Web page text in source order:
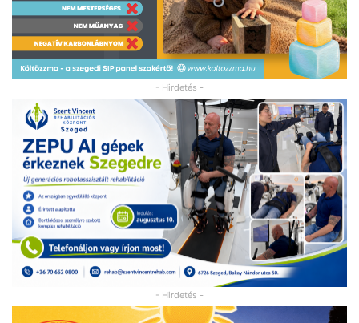
- Hirdetés -
- Hirdetés -